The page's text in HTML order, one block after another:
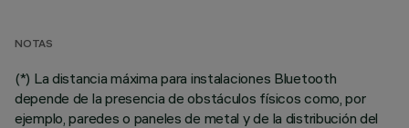
NOTAS
(*) La distancia máxima para instalaciones Bluetooth
depende de la presencia de obstáculos físicos como, por
ejemplo, paredes o paneles de metal y de la distribución del